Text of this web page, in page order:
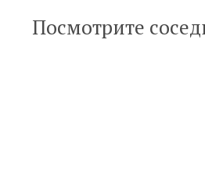
Посмотрите